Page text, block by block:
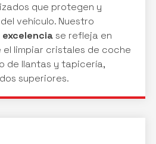
que protegen y
vehículo. Nuestro
se refleja en
limpiar cristales de coche
de llantas y tapicería,
superiores.